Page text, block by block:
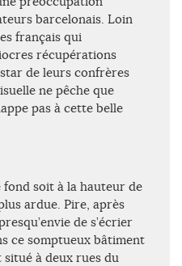
barcelonais. Loin
français qui
récupérations
de leurs confrères
ne pêche que
pas à cette belle
soit à la hauteur de
ardue. Pire, après
de s’écrier
ce somptueux bâtiment
à deux rues du